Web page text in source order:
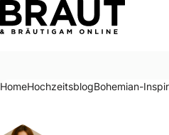
Bohemian-Inspiration: Alles
HomeHochzeitsblogBohemian-